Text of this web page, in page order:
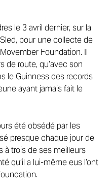
le 3 avril dernier, sur la
pour une collecte de
Foundation. Il
de route, qu’avec son
le Guinness des records
ayant jamais fait le
été obsédé par les
presque chaque jour de
à trois de ses meilleurs
qu’il a lui-même eus l’ont